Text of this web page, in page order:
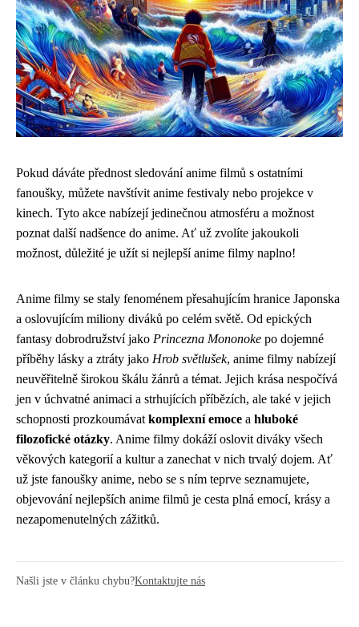
Pokud dáváte přednost sledování anime filmů s ostatními
fanoušky, můžete navštívit anime festivaly nebo projekce v
kinech. Tyto akce nabízejí jedinečnou atmosféru a možnost
poznat další nadšence do anime. Ať už zvolíte jakoukoli
možnost, důležité je užít si nejlepší anime filmy naplno!
Anime filmy se staly fenoménem přesahujícím hranice Japonska
a oslovujícím miliony diváků po celém světě. Od epických
fantasy dobrodružství jako Princezna Mononoke po dojemné
příběhy lásky a ztráty jako Hrob světlušek, anime filmy nabízejí
neuvěřitelně širokou škálu žánrů a témat. Jejich krása nespočívá
jen v úchvatné animaci a strhujících příbězích, ale také v jejich
schopnosti prozkoumávat komplexní emoce a hluboké
filozofické otázky. Anime filmy dokáží oslovit diváky všech
věkových kategorií a kultur a zanechat v nich trvalý dojem. Ať
už jste fanoušky anime, nebo se s ním teprve seznamujete,
objevování nejlepších anime filmů je cesta plná emocí, krásy a
nezapomenutelných zážitků.
Našli jste v článku chybu?Kontaktujte nás